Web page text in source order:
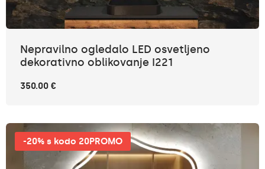
Nepravilno ogledalo LED osvetljeno
dekorativno oblikovanje I221
350.00 €
-20% s kodo 20PROMO